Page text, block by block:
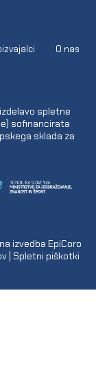
O nas
(izdelavo spletne
sofinancirata
sklada za
izvedba EpiCoro
| Spletni piškotki